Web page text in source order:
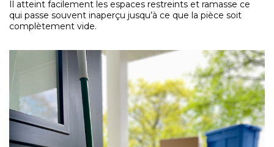
Il atteint facilement les espaces restreints et ramasse ce
qui passe souvent inaperçu jusqu’à ce que la pièce soit
complètement vide.